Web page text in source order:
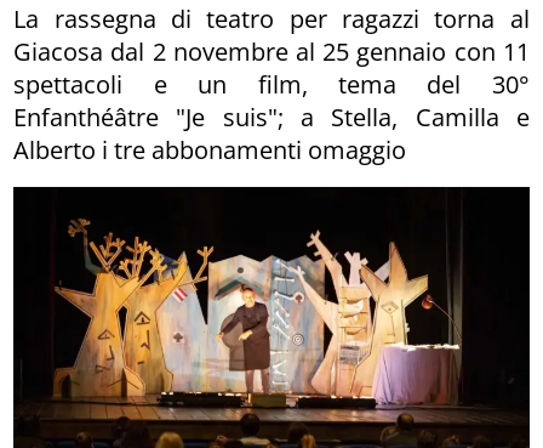
La rassegna di teatro per ragazzi torna al
Giacosa dal 2 novembre al 25 gennaio con 11
spettacoli e un film, tema del 30°
Enfanthéâtre "Je suis"; a Stella, Camilla e
Alberto i tre abbonamenti omaggio